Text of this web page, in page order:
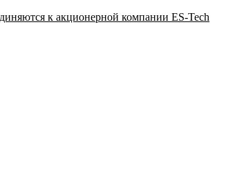
к акционерной компании ES-Tech